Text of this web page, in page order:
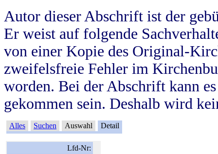
Autor dieser Abschrift ist der
Er weist auf folgende
von einer Kopie des Original-
zweifelsfreie Fehler im
worden. Bei der Abschrift kann
gekommen sein. Deshalb wird
Alles Suchen Auswahl Detail
Lfd-Nr: